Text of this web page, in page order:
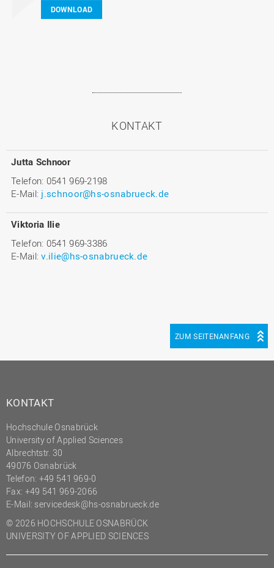
DOWNLOAD
KONTAKT
Jutta Schnoor
Telefon: 0541 969-2198
E-Mail: j.schnoor@hs-osnabrueck.de
Viktoria Ilie
Telefon: 0541 969-3386
E-Mail:v.ilie@hs-osnabrueck.de
ZUM SEITENANFANG
KONTAKT
Hochschule Osnabrück
University of Applied Sciences
Albrechtstr. 30
49076 Osnabrück
Telefon: +49 541 969-0
Fax: +49 541 969-2066
E-Mail: servicedesk@hs-osnabrueck.de
© 2026 HOCHSCHULE OSNABRÜCK
UNIVERSITY OF APPLIED SCIENCES